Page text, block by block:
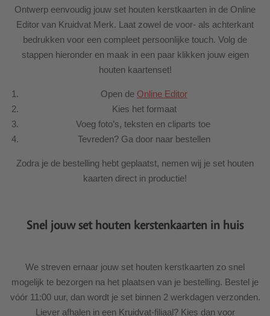
Ontwerp eenvoudig jouw set houten kerstkaarten in de Online
Editor van Kruidvat Merk. Laat zowel de voor- als achterkant
bedrukken voor een compleet persoonlijke touch. Volg de
stappen hieronder en maak in een paar klikken jouw eigen
houten kaartenset!
Open de Online Editor
Kies het formaat
Voeg foto’s, teksten en cliparts toe
Tevreden? Ga door naar bestellen
Zodra je de bestelling hebt geplaatst, nemen wij je set houten
kaarten direct in productie!
Snel jouw set houten kerstenkaarten in huis
We streven ernaar jouw set houten kerstkaarten zo snel
mogelijk te bezorgen na het plaatsen van je bestelling. Bestel je
vóór 11:00 uur, dan wordt je set binnen 2 werkdagen verzonden.
Liever afhalen in een Kruidvat-filiaal? Kies dan voor